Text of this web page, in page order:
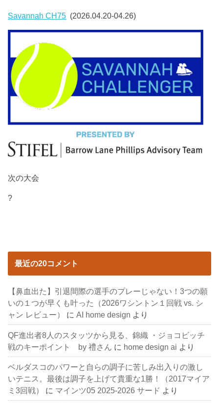
Savannah CH75 (2026.04.20-04.26)
次の大会
?
最近の20コメント
【鼻血出た】引退間際の選手のプレーじゃない！3つの願
いの１つが早くも叶った（2026ワシントン１回戦 vs. シ
ャン レビュー）
にAI home design より
QF進出者8人のスタッツから見る、錦織 ・ジョコビッチ
戦のキーポイント by 禮さん に home design ai より
ベルダスコのパワーと自らの調子に苦しみ出入りの激し
いテニス。最後は調子を上げて貴重な1勝！（2017マイア
ミ3回戦）
に マインツ05 2025-2026 サード より